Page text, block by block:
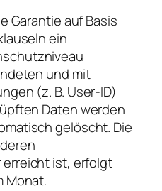
Garantie auf Basis
ein
und mit
(z. B. User-ID)
Daten werden
gelöscht. Die
ist, erfolgt
Monat.